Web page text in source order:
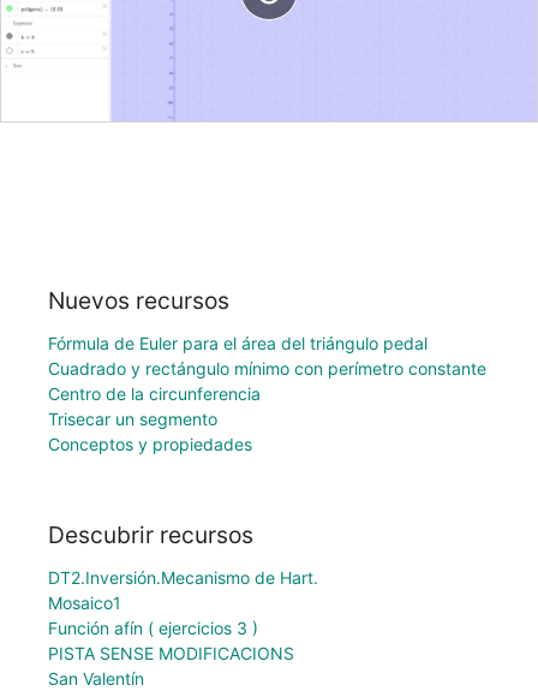
Nuevos recursos
Fórmula de Euler para el área del triángulo pedal
Cuadrado y rectángulo mínimo con perímetro constante
Centro de la circunferencia
Trisecar un segmento
Conceptos y propiedades
Descubrir recursos
DT2.Inversión.Mecanismo de Hart.
Mosaico1
Función afín ( ejercicios 3 )
PISTA SENSE MODIFICACIONS
San Valentín